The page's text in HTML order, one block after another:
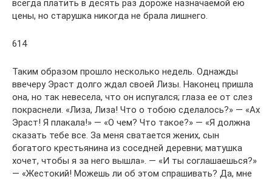
всегда платить в десять раз дороже назначаемой ею
цены, но старушка никогда не брала лишнего.
614
Таким образом прошло несколько недель. Однажды
ввечеру Эраст долго ждал своей Лизы. Наконец пришла
она, но так невесела, что он испугался; глаза ее от слез
покраснели. «Лиза, Лиза! Что о тобою сделалось?» — «Ах
Эраст! Я плакала!» — «О чем? Что такое?» — «Я должна
сказать тебе все. За меня сватается жених, сын
богатого крестьянина из соседней деревни; матушка
хочет, чтобы я за него вышла». — «И ты соглашаешься?»
— «Жестокий! Можешь ли об этом спрашивать? Да, мне